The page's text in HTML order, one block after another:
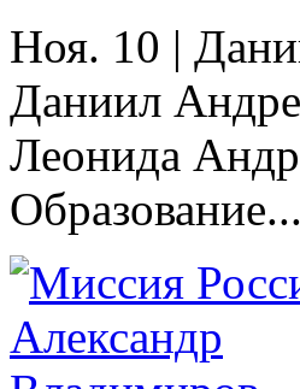
Ноя. 10 |
Даниил
Леонида
Образование...